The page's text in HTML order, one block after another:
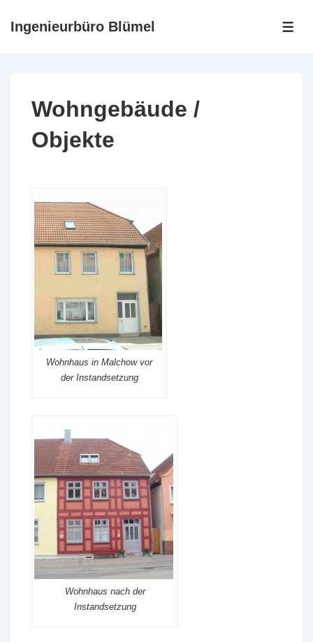
ZumIngenieurbüro Blümel
Wohngebäude /
Objekte
Wohnhaus in Malchow vor
der Instandsetzung
Wohnhaus nach der
Instandsetzung